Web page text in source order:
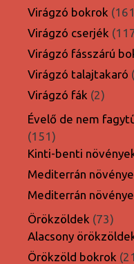
Virágzó bokrok 161
Virágzó cserjék
Virágzó fásszárú
Virágzó talajtakaró
Virágzó fák 22
Évelő de nem
151151
termék
Kinti-benti
Mediterrán
Mediterrán
Örökzöldek 7373
Alacsony
Örökzöld bokrok 21